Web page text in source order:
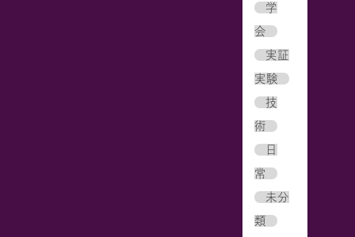
学
会
実証
実験
技
術
日
常
未分
類